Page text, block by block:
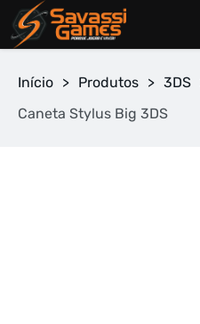
Início > Produtos > 3DS
Caneta Stylus Big 3DS